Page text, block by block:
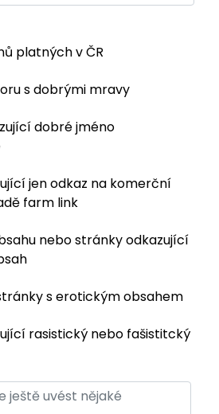
platných v ČR
s dobrými mravy
dobré jméno
jen odkaz na komerční
farm link
nebo stránky odkazující
s erotickým obsahem
rasistický nebo fašistitcký